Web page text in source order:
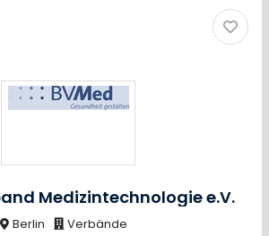
Medizintechnologie e.V.
Berlin Verbände